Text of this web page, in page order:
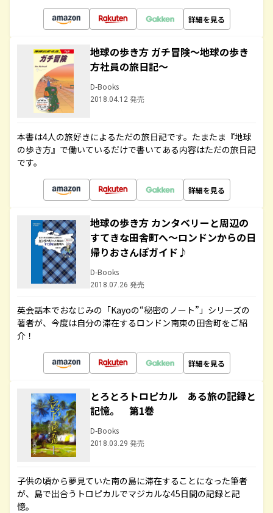
詳細を見る
地球の歩き方 ガチ冒険～地球の歩き
方社員の旅日記～
D-Books
2018.04.12 発売
本書は4人の旅好きによるただの旅日記です。たまたま『地球
の歩き方』で働いているだけで書いてある内容はただの旅日記
です。
詳細を見る
地球の歩き方 カンタベリーと周辺の
すてきな田舎町へ～ロンドンからの日
帰りおさんぽガイド♪
D-Books
2018.07.26 発売
英会話本でおなじみの「Kayoの“秘密のノート”」シリーズの
著者が、今度は自分の滞在するロンドン南東の田舎町をご紹
介！
詳細を見る
とろとろトロピカル ある旅の記録と
記憶。 第1巻
D-Books
2018.03.29 発売
子供の頃から夢見ていた南の島に滞在することになった筆者
が、島で出合うトロピカルでマジカルな45日間の記録と記
憶。